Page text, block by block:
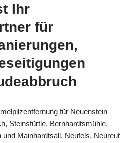
Ihr
für
für Neuenstein –
Steinsfürtle, Bernhardtsmühle,
Mainhardtsall, Neufels, Neureut